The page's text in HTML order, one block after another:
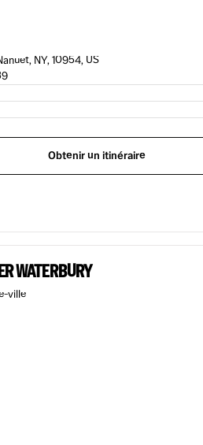
NY, 10954, US
Obtenir un itinéraire
WATERBURY
ville